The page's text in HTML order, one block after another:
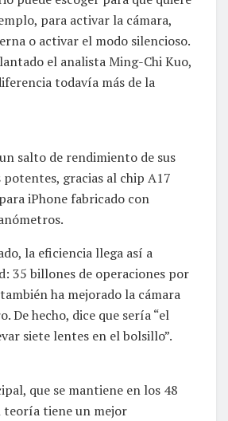
para activar la cámara,
o activar el modo silencioso.
el analista Ming-Chi Kuo,
todavía más de la
salto de rendimiento de sus
potentes, gracias al chip A17
iPhone fabricado con
la eficiencia llega así a
35 billones de operaciones por
ha mejorado la cámara
De hecho, dice que sería “el
siete lentes en el bolsillo”.
que se mantiene en los 48
teoría tiene un mejor